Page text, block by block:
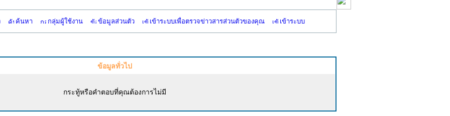
ค้นหา กลุ่มผู้ใช้งาน ข้อมูลส่วนตัว เข้าระบบเพื่อตรวจข่าวสารส่วนตัวของคุณ เข้าระบบ
ข้อมูลทั่วไป
กระทู้หรือคำตอบที่คุณต้องการไม่มี